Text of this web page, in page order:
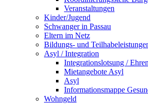
Veranstaltungen
Kinder/Jugend
Schwanger in Passau
Eltern im Netz
Bildungs- und
Asyl / Integration
Integrationslotsung /
Mietangebote Asyl
Asyl
Informationsmappe
Wohngeld